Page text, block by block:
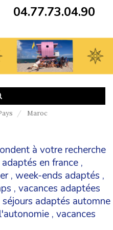
04.77.73.04.90
Maroc
à votre recherche
en france ,
, week-ends adaptés ,
, vacances adaptées
séjours adaptés automne
, vacances